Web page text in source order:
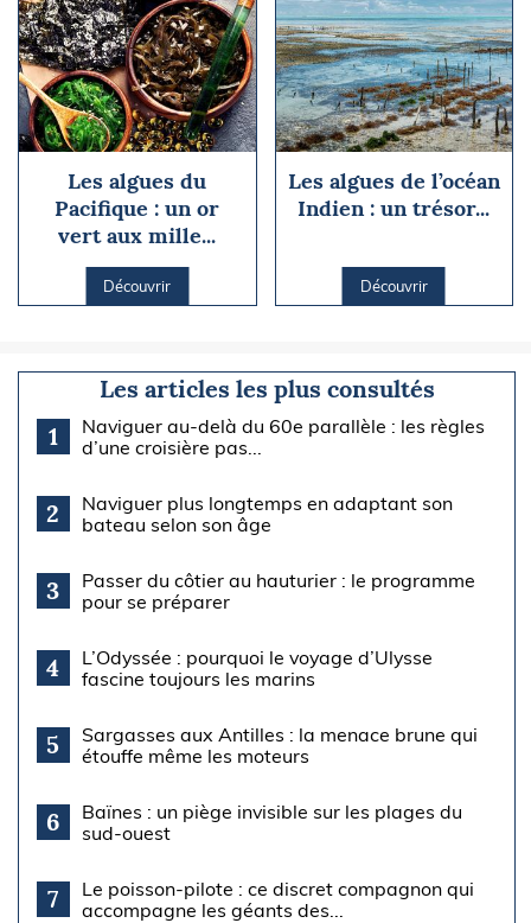
Les algues du
Pacifique : un or
vert aux mille...
Découvrir
Les algues de l’océan
Indien : un trésor...
Découvrir
Les articles les plus consultés
1
Naviguer au-delà du 60e parallèle : les règles
d’une croisière pas...
2
Naviguer plus longtemps en adaptant son
bateau selon son âge
3
Passer du côtier au hauturier : le programme
pour se préparer
4
L’Odyssée : pourquoi le voyage d’Ulysse
fascine toujours les marins
5
Sargasses aux Antilles : la menace brune qui
étouffe même les moteurs
6
Baïnes : un piège invisible sur les plages du
sud-ouest
7
Le poisson-pilote : ce discret compagnon qui
accompagne les géants des...